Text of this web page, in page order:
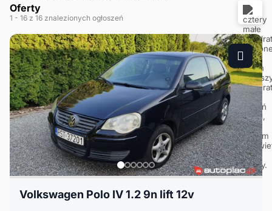
Oferty
1 - 16 z 16 znalezionych ogłoszeń
Volkswagen Polo IV 1.2 9n lift 12v